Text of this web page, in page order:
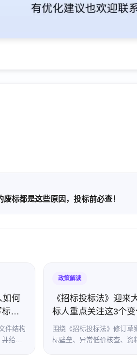
废标都是这些原因，投标前必查！
如何
完
件结构
给出
政策解读
《招标投标法》迎来
标人重点关注这3个变
围绕《招标投标法》修订草
标壁垒、异常低价核查、资